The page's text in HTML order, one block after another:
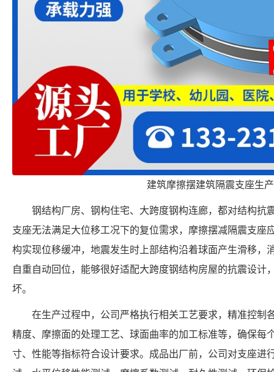
建筑摩擦摆建筑隔震支座生
钢结构厂房、钢构住宅、大跨度钢构连廊，都对结构抗
支座无法满足大位移工况下的复位需求，摩擦摆减隔震支座
构实现位移缓冲，地震发生时上部结构沿着球面产生滑移，
自重自动回位，能够很好适配大跨度钢结构房屋的抗震设计
坏。
在生产过程中，公司严格执行相关工艺要求，精准控制
精度、摩擦面的处理工艺、球面曲率的加工标准等，确保每
寸、性能等指标符合设计要求。成品出厂前，公司对支座进